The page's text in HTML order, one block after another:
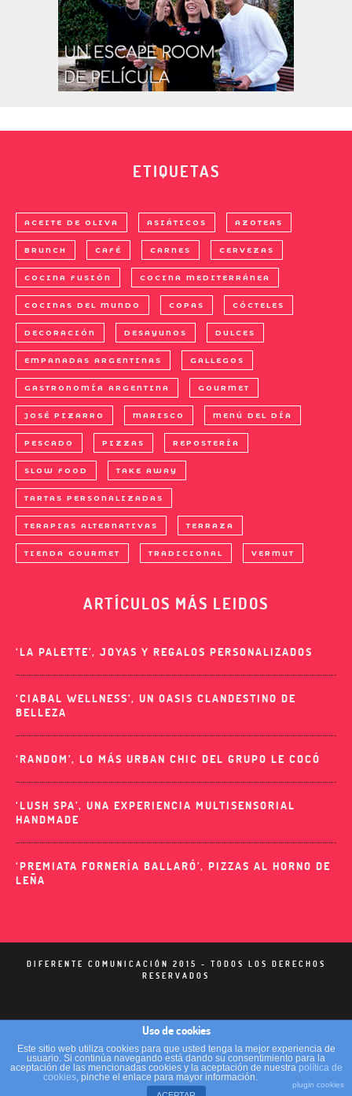
ETIQUETAS
ACEITE DE OLIVA ASIÁTICOS AZOTEAS
BRUNCH CAFÉ CARNES CERVEZAS
COCINA FUSIÓN COCINA MEDITERRÁNEA
COCINAS DEL MUNDO COPAS CÓCTELES
DECORACIÓN DESAYUNOS DULCES
EMPANADAS ARGENTINAS GALLEGOS
GASTRONOMÍA ARGENTINA GOURMET
JOSÉ PIZARRO MARISCO MENÚ DEL DÍA
PESCADO PIZZAS REPOSTERÍA
SLOW FOOD TAKE AWAY
TARTAS PERSONALIZADAS
TERAPIAS ALTERNATIVAS TERRAZA
TIENDA GOURMET TRADICIONAL VERMUT
ARTÍCULOS MÁS LEIDOS
‘LA PALETTE’, JOYAS Y REGALOS PERSONALIZADOS
‘CIABAL WELLNESS’, UN OASIS CLANDESTINO DE
BELLEZA
‘RANDOM’, LO MÁS URBAN CHIC DEL GRUPO LE COCÓ
‘LUSH SPA’, UNA EXPERIENCIA MULTISENSORIAL
HANDMADE
‘PREMIATA FORNERÍA BALLARÓ’, PIZZAS AL HORNO DE
LEÑA
DIFERENTE COMUNICACIÓN 2015 - TODOS LOS DERECHOS
RESERVADOS
Uso de cookies
Este sitio web utiliza cookies para que usted tenga la mejor experiencia de
usuario. Si continúa navegando está dando su consentimiento para la
aceptación de las mencionadas cookies y la aceptación de nuestra política de
cookies, pinche el enlace para mayor información.
plugin cookies